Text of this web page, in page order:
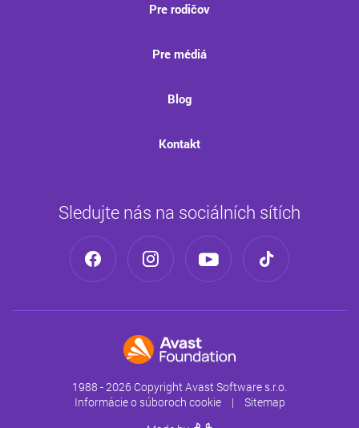
Pre rodičov
Pre médiá
Blog
Kontakt
Sledujte nás na sociálních sítích
1988 - 2026 Copyright Avast Software s.r.o.
Informácie o súboroch cookie
|
Sitemap